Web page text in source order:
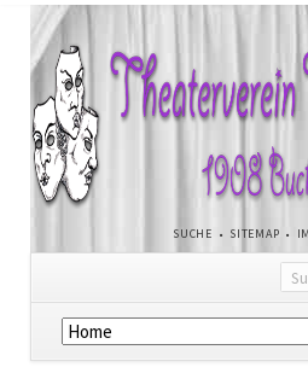
NAVIGATION
ÜBERSPRINGEN
SUCHE SITEMAP
Navigation
überspringen